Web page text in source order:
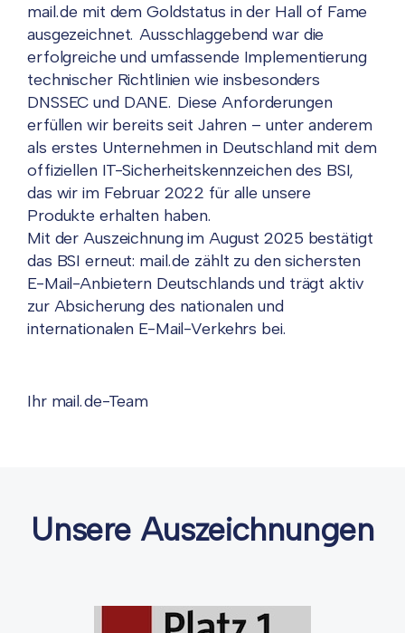
mail.de mit dem Goldstatus in der Hall of Fame
ausgezeichnet. Ausschlaggebend war die
erfolgreiche und umfassende Implementierung
technischer Richtlinien wie insbesonders
DNSSEC und DANE. Diese Anforderungen
erfüllen wir bereits seit Jahren – unter anderem
als erstes Unternehmen in Deutschland mit dem
offiziellen IT-Sicherheitskennzeichen des BSI,
das wir im Februar 2022 für alle unsere
Produkte erhalten haben.
Mit der Auszeichnung im August 2025 bestätigt
das BSI erneut: mail.de zählt zu den sichersten
E-Mail-Anbietern Deutschlands und trägt aktiv
zur Absicherung des nationalen und
internationalen E-Mail-Verkehrs bei.
Ihr mail.de-Team
Unsere Auszeichnungen